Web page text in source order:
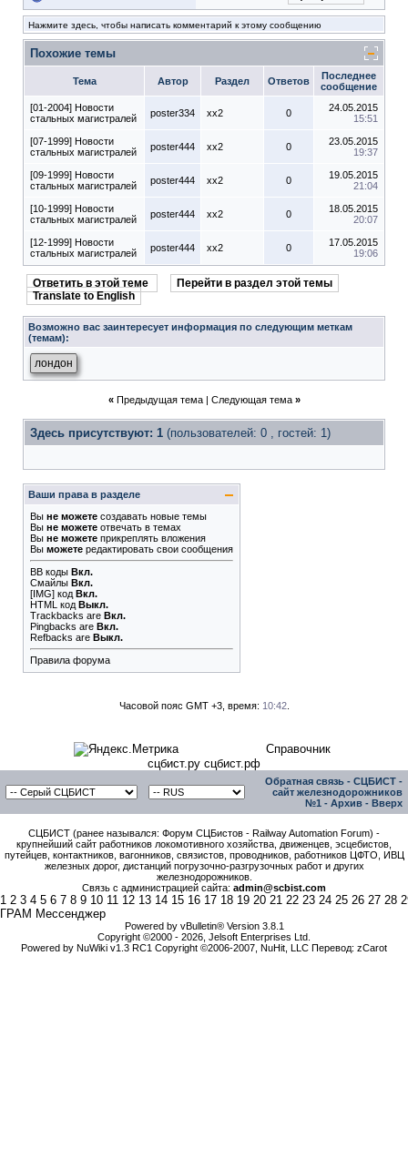
Нажмите здесь, чтобы написать комментарий к этому сообщению
Похожие темы
Тема Автор Раздел Ответов
Последнее
сообщение
[01-2004] Новости
стальных магистралей
poster334 xx2 0
24.05.2015
15:51
[07-1999] Новости
стальных магистралей
poster444 xx2 0
23.05.2015
19:37
[09-1999] Новости
стальных магистралей
poster444 xx2 0
19.05.2015
21:04
[10-1999] Новости
стальных магистралей
poster444 xx2 0
18.05.2015
20:07
[12-1999] Новости
стальных магистралей
poster444 xx2 0
17.05.2015
19:06
Ответить в этой теме
Перейти в раздел этой темы
Translate to English
Возможно вас заинтересует информация по следующим меткам
(темам):
лондон
« Предыдущая тема| Следующая тема »
Здесь присутствуют: 1 (пользователей: 0 , гостей: 1)
Ваши права в разделе
Вы не можете создавать новые темы
Вы не можете отвечать в темах
Вы не можете прикреплять вложения
Вы можете редактировать свои сообщения
BB коды Вкл.
Смайлы Вкл.
[IMG] код Вкл.
HTML код Выкл.
Trackbacks are Вкл.
Pingbacks are Вкл.
Refbacks are Выкл.
Правила форума
Часовой пояс GMT +3, время: 10:42.
Справочник
сцбист.ру сцбист.рф
Обратная связь - СЦБИСТ -
сайт железнодорожников
№1 - Архив - Вверх
СЦБИСТ (ранее назывался: Форум СЦБистов - Railway Automation Forum) -
крупнейший сайт работников локомотивного хозяйства, движенцев, эсцебистов,
путейцев, контактников, вагонников, связистов, проводников, работников ЦФТО, ИВЦ
железных дорог, дистанций погрузочно-разгрузочных работ и других
железнодорожников.
Связь с администрацией сайта: admin@scbist.com
1 2 3 4 5 6 7 8 9 10 11 12 13 14 15 16 17 18 19 20 21 22 23 24 25 26 27 28
ГРАМ Мессенджер
Powered by vBulletin® Version 3.8.1
Copyright ©2000 - 2026, Jelsoft Enterprises Ltd.
Powered by NuWiki v1.3 RC1 Copyright ©2006-2007, NuHit, LLC Перевод: zCarot